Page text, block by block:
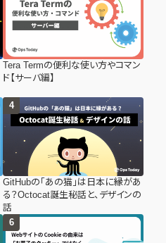
Tera Termの便利な使い方やコマン
ド【サーバ編】
GitHubの「あの猫」は日本に縁があ
る？Octocat誕生秘話と、デザインの
話